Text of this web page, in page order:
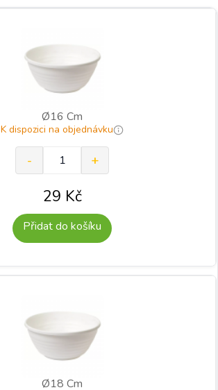
Ø16 Cm
K dispozici na objednávku
29 Kč
Přidat do košíku
Ø18 Cm